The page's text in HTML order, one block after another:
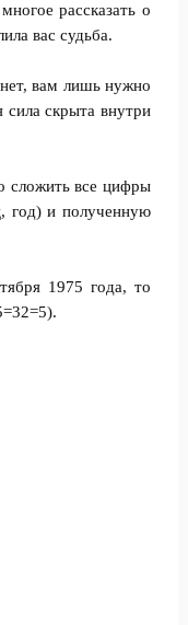
рассказать о
вас судьба.
вам лишь нужно
сила скрыта внутри
сложить все цифры
год) и полученную
1975 года, то